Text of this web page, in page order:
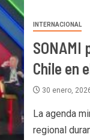
INTERNACIONAL
SONAMI
Chile en
30 enero,
La agenda
regional